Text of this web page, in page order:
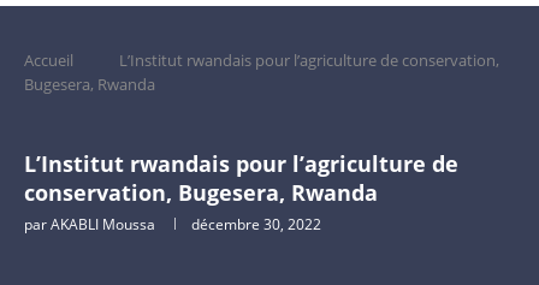
Accueil
L’Institut rwandais pour l’agriculture de conservation,
Bugesera, Rwanda
L’Institut rwandais pour l’agriculture de
conservation, Bugesera, Rwanda
parAKABLI Moussa décembre 30, 2022